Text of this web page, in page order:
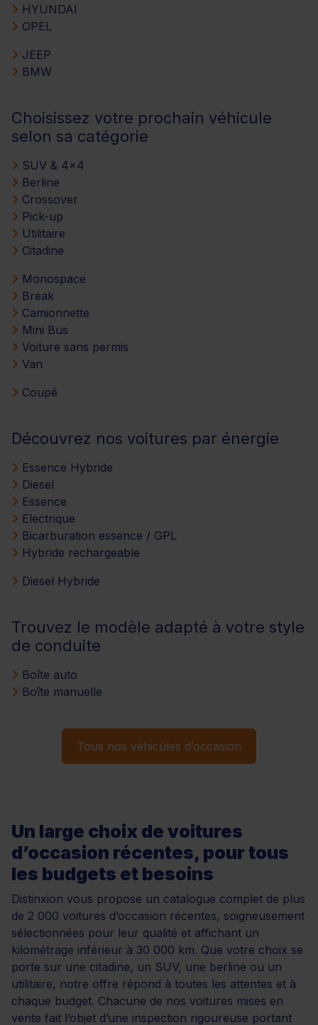
HYUNDAI
OPEL
JEEP
BMW
Choisissez votre prochain véhicule
selon sa catégorie
SUV & 4x4
Berline
Crossover
Pick-up
Utilitaire
Citadine
Monospace
Break
Camionnette
Mini Bus
Voiture sans permis
Van
Coupé
Découvrez nos voitures par énergie
Essence Hybride
Diesel
Essence
Electrique
Bicarburation essence / GPL
Hybride rechargeable
Diesel Hybride
Trouvez le modèle adapté à votre style
de conduite
Boîte auto
Boîte manuelle
Tous nos véhicules d’occasion
Un large choix de voitures
d’occasion récentes, pour tous
les budgets et besoins
Distinxion vous propose un catalogue complet de plus
de 2 000 voitures d’occasion récentes, soigneusement
sélectionnées pour leur qualité et affichant un
kilométrage inférieur à 30 000 km. Que votre choix se
porte sur une citadine, un SUV, une berline ou un
utilitaire, notre offre répond à toutes les attentes et à
chaque budget. Chacune de nos voitures mises en
vente fait l’objet d’une inspection rigoureuse portant